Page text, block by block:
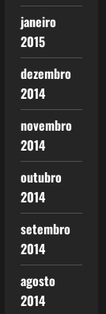
janeiro
2015
dezembro
2014
novembro
2014
outubro
2014
setembro
2014
agosto
2014